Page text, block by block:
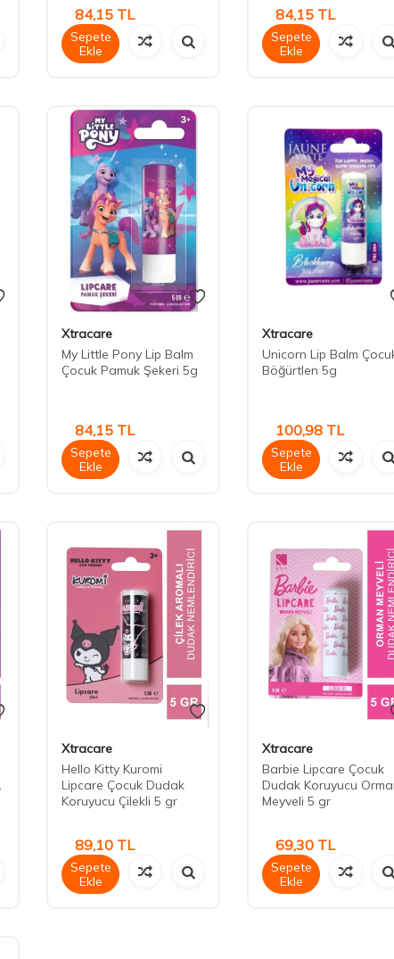
84,15 TL
Sepete
Ekle
84,15 TL
Sepete
Ekle
Xtracare
My Little Pony Lip Balm
Çocuk Pamuk Şekeri 5g
84,15 TL
Sepete
Ekle
Xtracare
Unicorn Lip Balm
Böğürtlen 5g
100,98 TL
Sepete
Ekle
Xtracare
Hello Kitty Kuromi
Lipcare Çocuk Dudak
Koruyucu Çilekli 5 gr
89,10 TL
Sepete
Ekle
Xtracare
Barbie Lipcare Çocuk
Dudak Koruyucu
Meyveli 5 gr
69,30 TL
Sepete
Ekle